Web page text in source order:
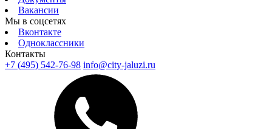
Вакансии
Мы в соцсетях
Вконтакте
Одноклассники
Контакты
+7 (495) 542-76-98 info@city-jaluzi.ru